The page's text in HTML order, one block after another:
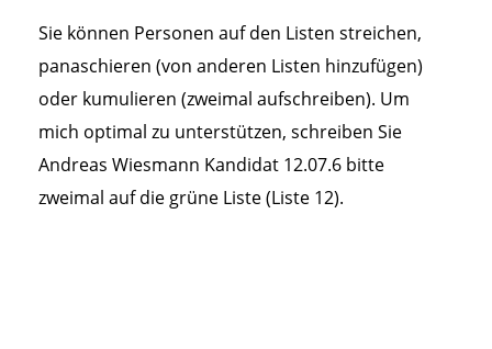
Sie können Personen auf den Listen streichen,
panaschieren (von anderen Listen hinzufügen)
oder kumulieren (zweimal aufschreiben). Um
mich optimal zu unterstützen, schreiben Sie
Andreas Wiesmann Kandidat 12.07.6 bitte
zweimal auf die grüne Liste (Liste 12).